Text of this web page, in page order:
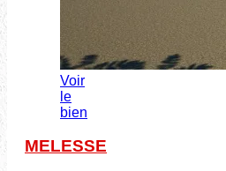
Voir
le
bien
MELESSE